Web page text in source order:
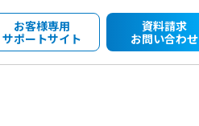
お客様専用
サポートサイト
資料請求
お問い合わせ